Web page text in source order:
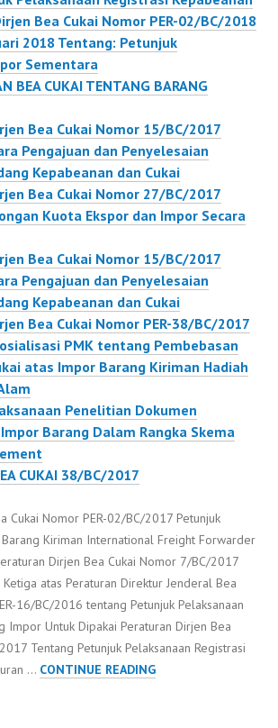
Bea Cukai Nomor PER-02/BC/2018
2018 Tentang: Petunjuk
Sementara
BEA CUKAI TENTANG BARANG
Bea Cukai Nomor 15/BC/2017
Pengajuan dan Penyelesaian
Kepabeanan dan Cukai
Bea Cukai Nomor 27/BC/2017
Kuota Ekspor dan Impor Secara
Bea Cukai Nomor 15/BC/2017
Pengajuan dan Penyelesaian
Kepabeanan dan Cukai
Bea Cukai Nomor PER-38/BC/2017
PMK tentang Pembebasan
atas Impor Barang Kiriman Hadiah
Penelitian Dokumen
Barang Dalam Rangka Skema
CUKAI 38/BC/2017
Cukai Nomor PER-02/BC/2017 Petunjuk
Kiriman International Freight Forwarder
Dirjen Bea Cukai Nomor 7/BC/2017
atas Peraturan Direktur Jenderal Bea
16/BC/2016 tentang Petunjuk Pelaksanaan
Impor Untuk Dipakai Peraturan Dirjen Bea
Tentang Petunjuk Pelaksanaan Registrasi
… CONTINUE READINGPERATURAN